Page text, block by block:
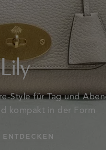
Lily
Style für Tag und
kompakt in der Form
ENTDECKEN